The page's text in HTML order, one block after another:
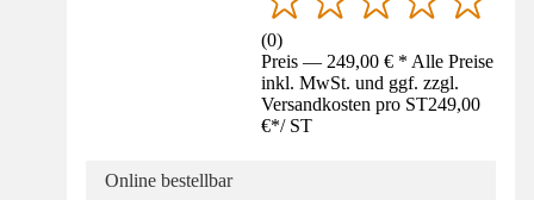
(0)
Preis — 249,00 € * Alle Preise
inkl. MwSt. und ggf. zzgl.
Versandkosten pro ST249,00
€*/ ST
Online bestellbar